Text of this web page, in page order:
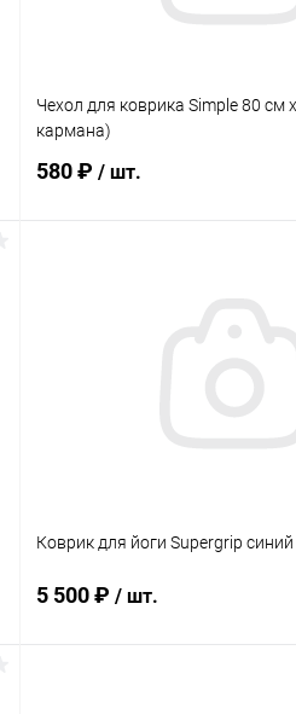
Чехол для коврика Simple 80 см
кармана)
580 ₽ / шт.
Коврик для йоги Supergrip
5 500 ₽ / шт.